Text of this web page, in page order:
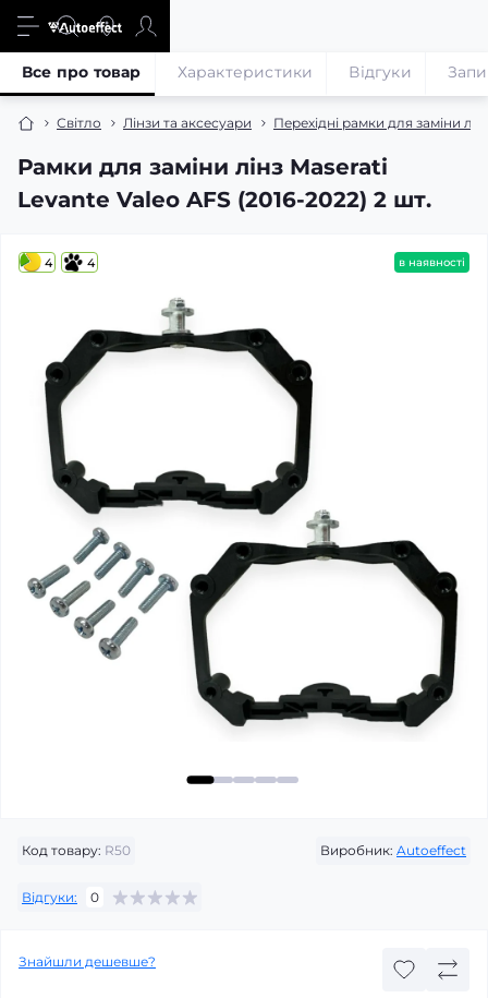
Світло Лінзи та аксесуари Перехідні рамки для заміни
Рамки для заміни лінз Maserati
Levante Valeo AFS (2016-2022) 2 шт.
Все про товар Характеристики Відгуки
4 4 в наявності
Код товару: R50 Виробник: Autoeffect
Відгуки: 0
Знайшли дешевше?